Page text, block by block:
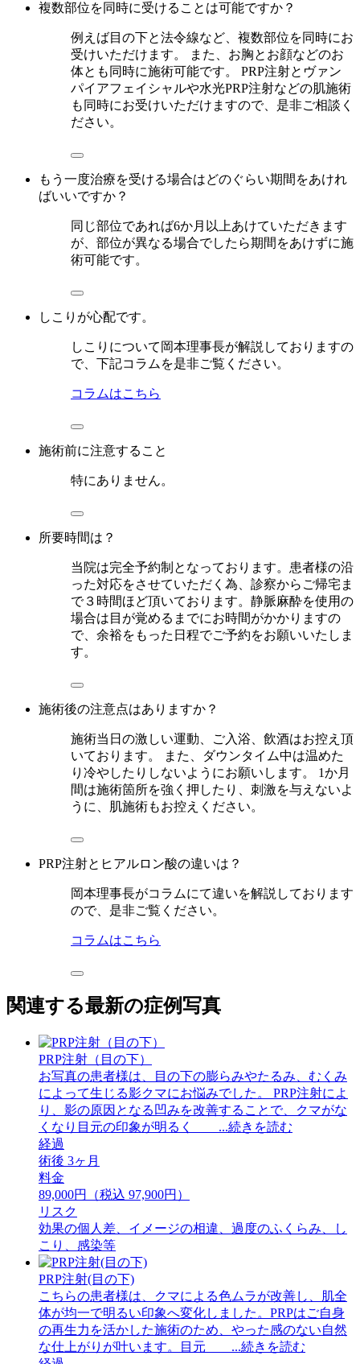
複数部位を同時に受けることは可能ですか？
例えば目の下と法令線など、複数部位を同時にお
受けいただけます。 また、お胸とお顔などのお
体とも同時に施術可能です。 PRP注射とヴァン
パイアフェイシャルや水光PRP注射などの肌施術
も同時にお受けいただけますので、是非ご相談く
ださい。
もう一度治療を受ける場合はどのぐらい期間をあけれ
ばいいですか？
同じ部位であれば6か月以上あけていただきます
が、部位が異なる場合でしたら期間をあけずに施
術可能です。
しこりが心配です。
しこりについて岡本理事長が解説しておりますの
で、下記コラムを是非ご覧ください。
コラムはこちら
施術前に注意すること
特にありません。
所要時間は？
当院は完全予約制となっております。患者様の沿
った対応をさせていただく為、診察からご帰宅ま
で３時間ほど頂いております。静脈麻酔を使用の
場合は目が覚めるまでにお時間がかかりますの
で、余裕をもった日程でご予約をお願いいたしま
す。
施術後の注意点はありますか？
施術当日の激しい運動、ご入浴、飲酒はお控え頂
いております。 また、ダウンタイム中は温めた
り冷やしたりしないようにお願いします。 1か月
間は施術箇所を強く押したり、刺激を与えないよ
うに、肌施術もお控えください。
PRP注射とヒアルロン酸の違いは？
岡本理事長がコラムにて違いを解説しております
ので、是非ご覧ください。
コラムはこちら
関連する最新の症例写真
PRP注射（目の下）
お写真の患者様は、目の下の膨らみやたるみ、むくみ
によって生じる影クマにお悩みでした。 PRP注射によ
り、影の原因となる凹みを改善することで、クマがな
くなり目元の印象が明るく ...続きを読む
経過
術後 3ヶ月
料金
89,000円（税込 97,900円）
リスク
効果の個人差、イメージの相違、過度のふくらみ、し
こり、感染等
PRP注射(目の下)
こちらの患者様は、クマによる色ムラが改善し、肌全
体が均一で明るい印象へ変化しました。PRPはご自身
の再生力を活かした施術のため、やった感のない自然
な仕上がりが叶います。目元 ...続きを読む